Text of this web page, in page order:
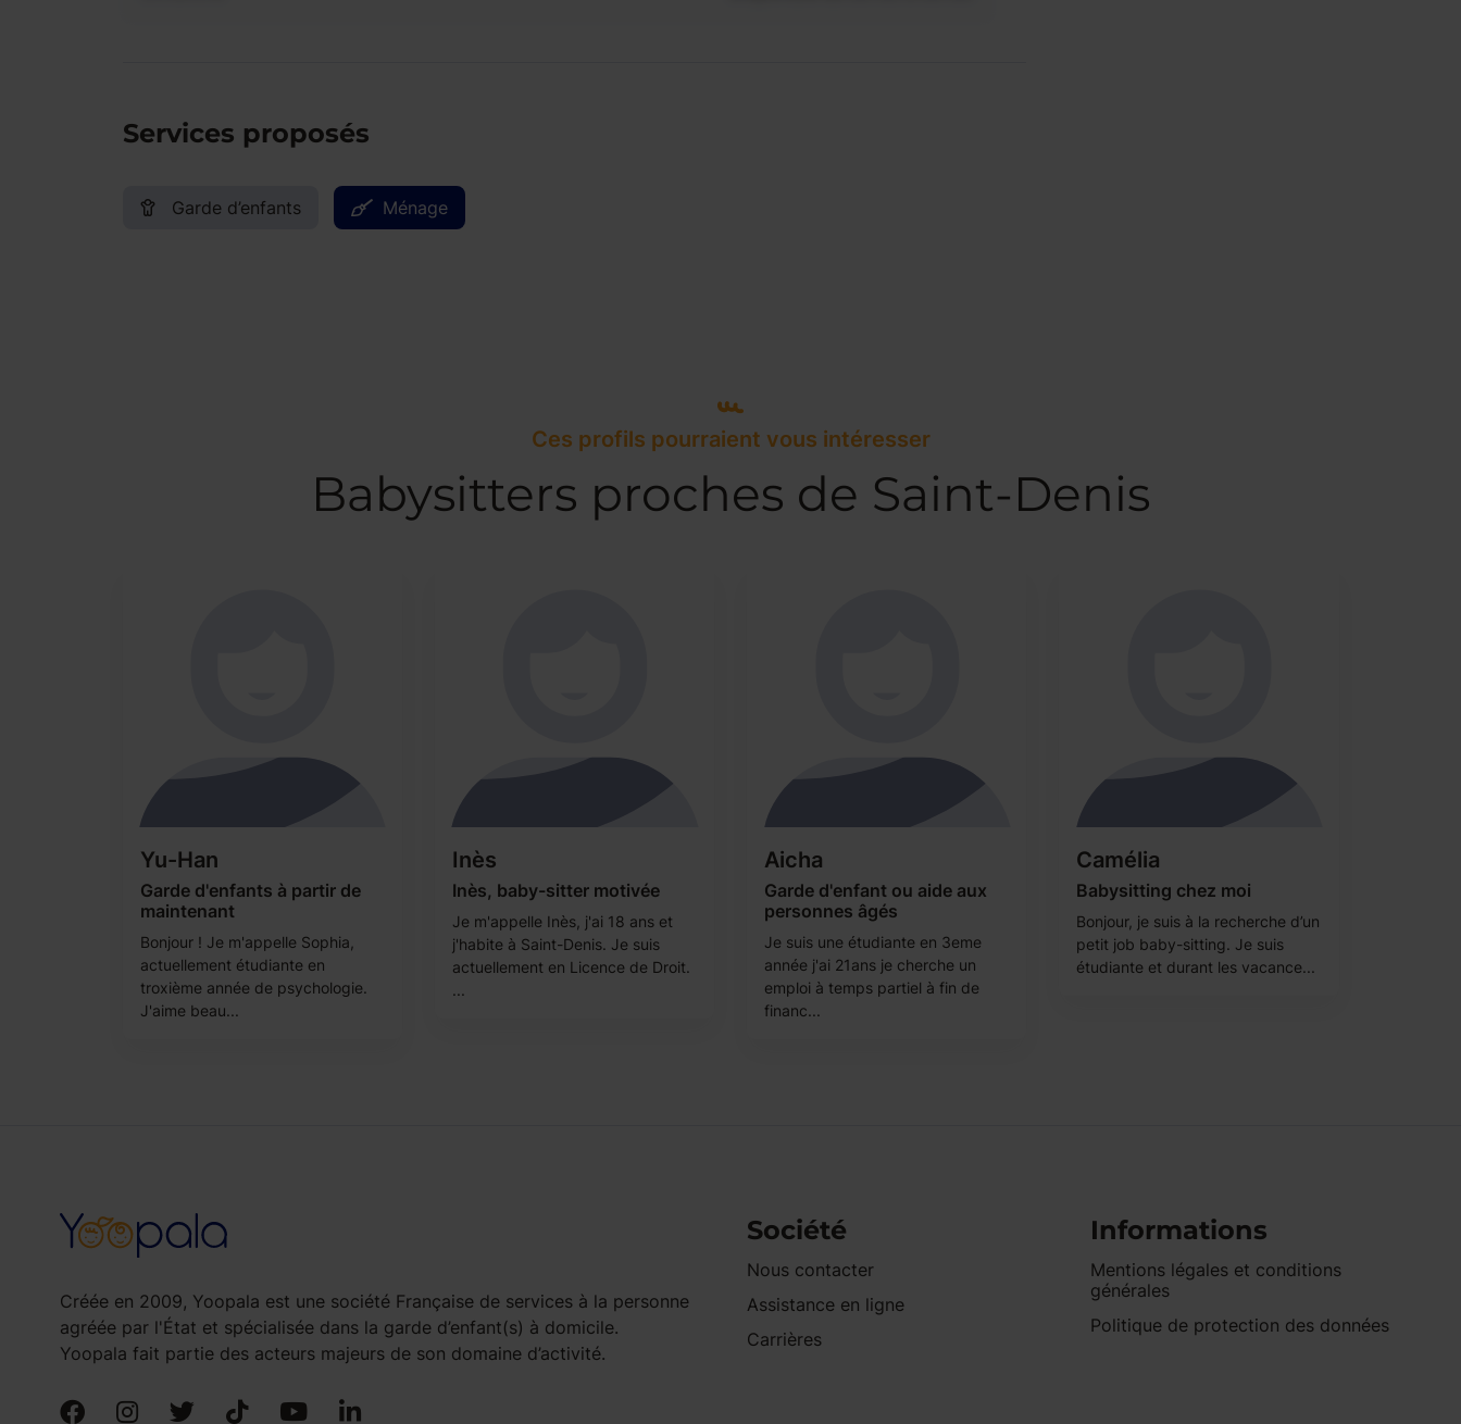
Services proposés
Garde d’enfants Ménage
Ces profils pourraient vous intéresser
Babysitters proches de Saint-Denis
Yu-Han
Garde d'enfants à partir de
maintenant
Bonjour ! Je m'appelle Sophia,
actuellement étudiante en
troxième année de psychologie.
J'aime beau...
Inès
Inès, baby-sitter motivée
Je m'appelle Inès, j'ai 18 ans et
j'habite à Saint-Denis. Je suis
actuellement en Licence de Droit.
...
Aicha
Garde d'enfant ou aide aux
personnes âgés
Je suis une étudiante en 3eme
année j'ai 21ans je cherche un
emploi à temps partiel à fin de
financ...
Camélia
Babysitting chez moi
Bonjour, je suis à la recherche d’un
petit job baby-sitting. Je suis
étudiante et durant les vacance...
Créée en 2009, Yoopala est une société Française de services à la personne
agréée par l'État et spécialisée dans la garde d’enfant(s) à domicile.
Yoopala fait partie des acteurs majeurs de son domaine d’activité.
Société
Nous contacter
Assistance en ligne
Carrières
Informations
Mentions légales et conditions
générales
Politique de protection des données